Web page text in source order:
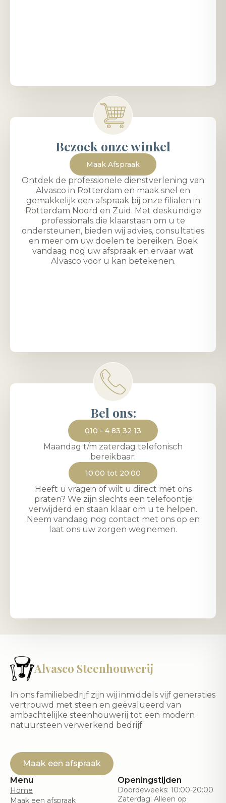
Bezoek onze winkel
Maak Afspraak
Ontdek de professionele dienstverlening van
Alvasco in Rotterdam en maak snel en
gemakkelijk een afspraak bij onze filialen in
Rotterdam Noord en Zuid. Met deskundige
professionals die klaarstaan om u te
ondersteunen, bieden wij advies, consultaties
en meer om uw doelen te bereiken. Boek
vandaag nog uw afspraak en ervaar wat
Alvasco voor u kan betekenen.
Bel ons:
010 - 4 83 32 13
Maandag t/m zaterdag telefonisch
bereikbaar:
10:00 tot 20:00
Heeft u vragen of wilt u direct met ons
praten? We zijn slechts een telefoontje
verwijderd en staan klaar om u te helpen.
Neem vandaag nog contact met ons op en
laat ons uw zorgen wegnemen.
Alvasco Steenhouwerij
In ons familiebedrijf zijn wij inmiddels vijf generaties
vertrouwd met steen en geëvalueerd van
ambachtelijke steenhouwerij tot een modern
natuursteen verwerkend bedrijf
Maak een afspraak
Menu
Home
Maak een afspraak
Openingstijden
Doordeweeks: 10:00-20:00
Zaterdag: Alleen op